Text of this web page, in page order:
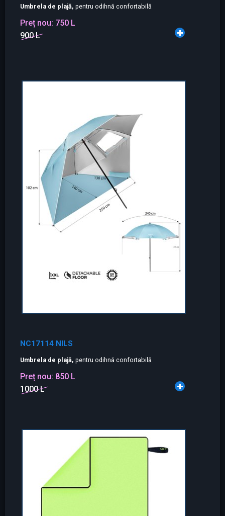
Umbrela de plajă, pentru odihnă confortabilă
Preț nou: 750 L
900 L
NC17114 NILS
Umbrela de plajă, pentru odihnă confortabilă
Preț nou: 850 L
1000 L